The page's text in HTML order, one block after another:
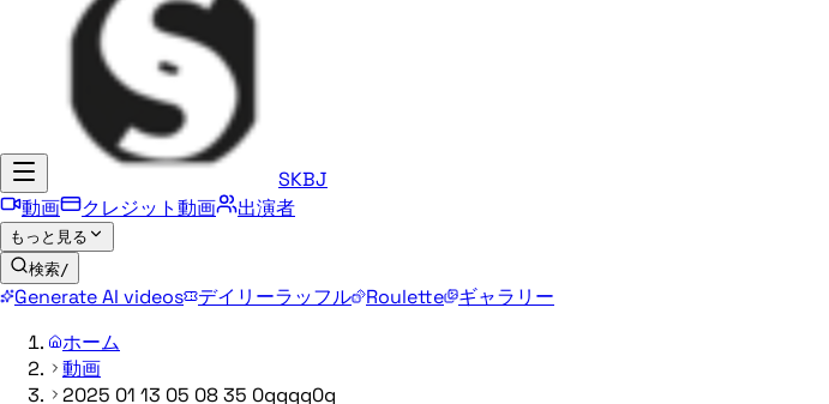
SKBJ
動画
クレジット動画 出演者
もっと見る
検索/
Generate AI videos デイリーラッフル Roulette
ギャラリー
ホーム
動画
2025 01 13 05 08 35 0qqqq0q